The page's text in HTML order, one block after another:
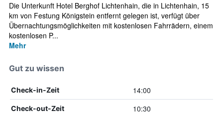
Die Unterkunft Hotel Berghof Lichtenhain, die in Lichtenhain, 15
km von Festung Königstein entfernt gelegen ist, verfügt über
Übernachtungsmöglichkeiten mit kostenlosen Fahrrädern, einem
kostenlosen P...
Mehr
Gut zu wissen
Check-in-Zeit 14:00
Check-out-Zeit 10:30